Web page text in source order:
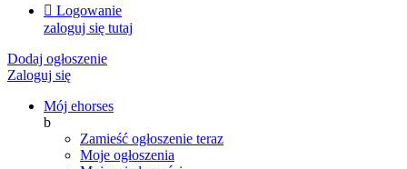
 Logowanie
zaloguj się tutaj
Dodaj ogłoszenie
Zaloguj się
Mój ehorses
b
Zamieść ogłoszenie teraz
Moje ogłoszenia